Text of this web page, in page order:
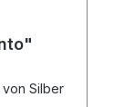
Silber